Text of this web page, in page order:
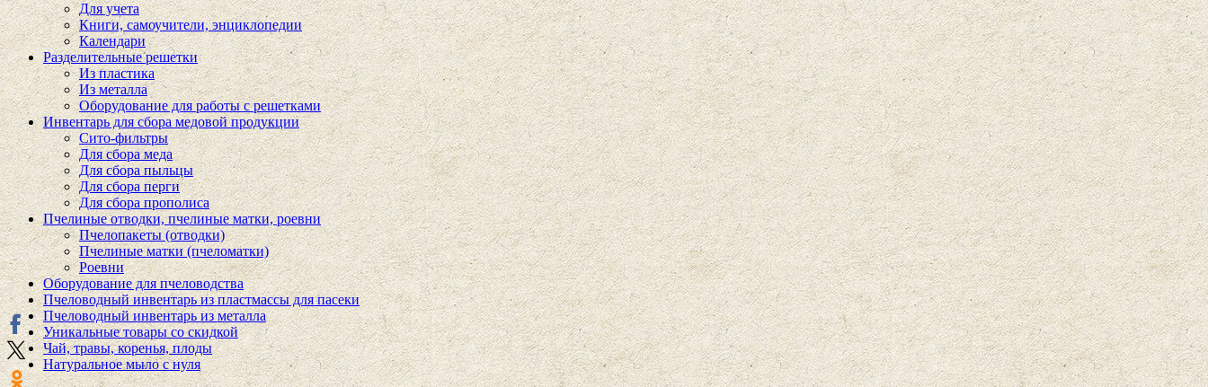
Для учета
Книги, самоучители, энциклопедии
Календари
Разделительные решетки
Из пластика
Из металла
Оборудование для работы с решетками
Инвентарь для сбора медовой продукции
Сито-фильтры
Для сбора меда
Для сбора пыльцы
Для сбора перги
Для сбора прополиса
Пчелиные отводки, пчелиные матки, роевни
Пчелопакеты (отводки)
Пчелиные матки (пчеломатки)
Роевни
Оборудование для пчеловодства
Пчеловодный инвентарь из пластмассы для пасеки
Пчеловодный инвентарь из металла
Уникальные товары со скидкой
Чай, травы, коренья, плоды
Натуральное мыло с нуля